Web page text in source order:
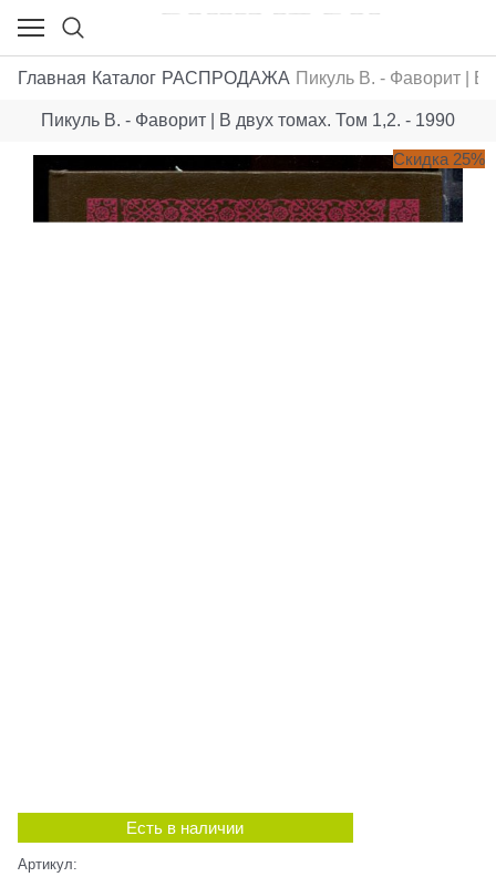
Главная Каталог РАСПРОДАЖА Пикуль В. - Фаворит | В
Пикуль В. - Фаворит | В двух томах. Том 1,2. - 1990
Скидка 25%
Есть в наличии
Артикул: